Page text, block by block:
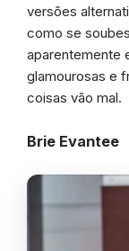
versões
como se
aparentemente
glamourosas e
coisas vão mal.
Brie Evantee